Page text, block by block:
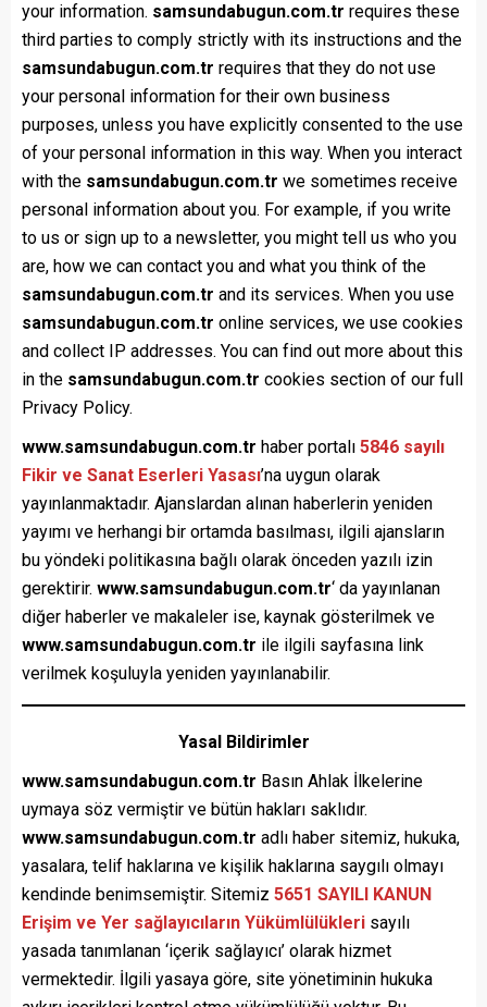
your information. samsundabugun.com.tr requires these
third parties to comply strictly with its instructions and the
samsundabugun.com.tr requires that they do not use
your personal information for their own business
purposes, unless you have explicitly consented to the use
of your personal information in this way. When you interact
with the samsundabugun.com.tr we sometimes receive
personal information about you. For example, if you write
to us or sign up to a newsletter, you might tell us who you
are, how we can contact you and what you think of the
samsundabugun.com.tr and its services. When you use
samsundabugun.com.tr online services, we use cookies
and collect IP addresses. You can find out more about this
in the samsundabugun.com.tr cookies section of our full
Privacy Policy.
www.samsundabugun.com.tr haber portalı 5846 sayılı
Fikir ve Sanat Eserleri Yasası’na uygun olarak
yayınlanmaktadır. Ajanslardan alınan haberlerin yeniden
yayımı ve herhangi bir ortamda basılması, ilgili ajansların
bu yöndeki politikasına bağlı olarak önceden yazılı izin
gerektirir. www.samsundabugun.com.tr‘ da yayınlanan
diğer haberler ve makaleler ise, kaynak gösterilmek ve
www.samsundabugun.com.tr ile ilgili sayfasına link
verilmek koşuluyla yeniden yayınlanabilir.
Yasal Bildirimler
www.samsundabugun.com.tr Basın Ahlak İlkelerine
uymaya söz vermiştir ve bütün hakları saklıdır.
www.samsundabugun.com.tr adlı haber sitemiz, hukuka,
yasalara, telif haklarına ve kişilik haklarına saygılı olmayı
kendinde benimsemiştir. Sitemiz 5651 SAYILI KANUN
Erişim ve Yer sağlayıcıların Yükümlülükleri sayılı
yasada tanımlanan ‘içerik sağlayıcı’ olarak hizmet
vermektedir. İlgili yasaya göre, site yönetiminin hukuka